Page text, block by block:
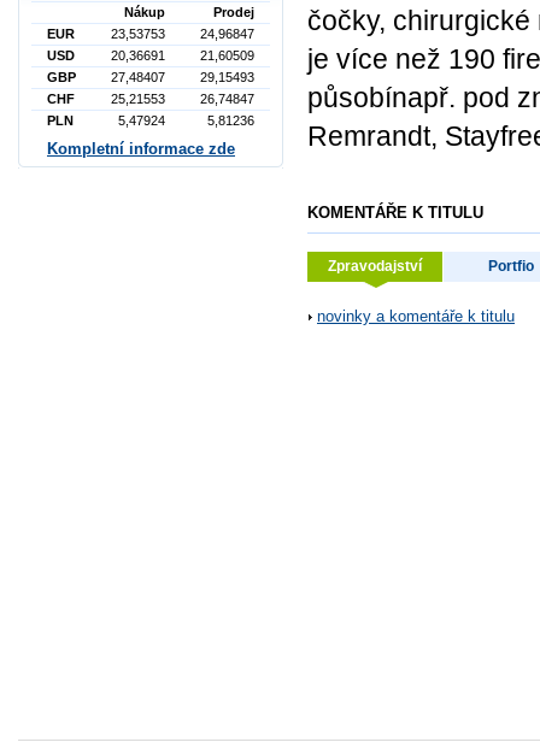
čočky,
je více než 190
působínapř. pod
Remrandt,
KOMENTÁŘE K TITULU
Zpravodajství Portfio
novinky a komentáře k titulu
Nákup
Prodej
EUR
23,53753
24,96847
USD
20,36691
21,60509
GBP
27,48407
29,15493
CHF
25,21553
26,74847
PLN
5,47924 5,81236
Kompletní informace zde